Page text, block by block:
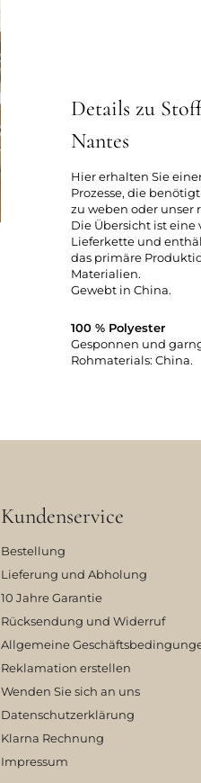
Details zu
Nantes
Hier erhalten Sie
Prozesse, die
zu weben oder unser
Die Übersicht ist
Lieferkette und
das primäre
Materialien.
Gewebt in China.
100 % Polyester
Gesponnen und
Rohmaterials: China.
Kundenservice
Bestellung
Lieferung und Abholung
10 Jahre Garantie
Rücksendung und Widerruf
Allgemeine
Reklamation erstellen
Wenden Sie sich an uns
Datenschutzerklärung
Klarna Rechnung
Impressum